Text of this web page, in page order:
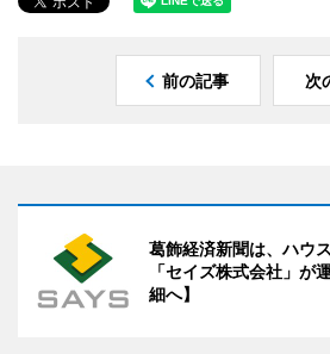
前の記事 次
葛飾経済新聞は、ハウ
「セイズ株式会社」が
細へ】